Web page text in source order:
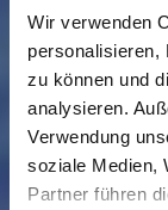
Wir verwenden
personalisieren,
zu können und
analysieren.
Verwendung
soziale Medien,
Partner führen
Um externe
Alternativ können
-